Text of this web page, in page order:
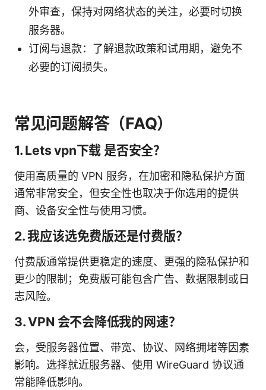
外审查，保持对网络状态的关注，必要时切换
服务器。
订阅与退款：了解退款政策和试用期，避免不
必要的订阅损失。
常见问题解答（FAQ）
1. Lets vpn下载 是否安全？
使用高质量的 VPN 服务，在加密和隐私保护方面
通常非常安全，但安全性也取决于你选用的提供
商、设备安全性与使用习惯。
2. 我应该选免费版还是付费版？
付费版通常提供更稳定的速度、更强的隐私保护和
更少的限制；免费版可能包含广告、数据限制或日
志风险。
3. VPN 会不会降低我的网速？
会，受服务器位置、带宽、协议、网络拥堵等因素
影响。选择就近服务器、使用 WireGuard 协议通
常能降低影响。